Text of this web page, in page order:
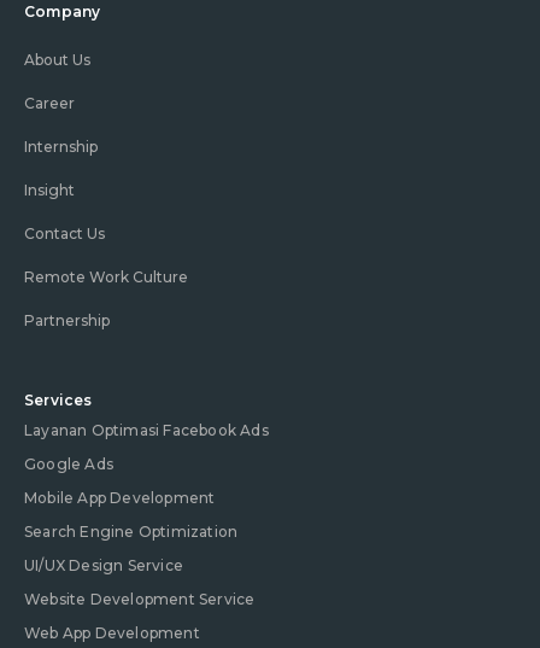
Company
About Us
Career
Internship
Insight
Contact Us
Remote Work Culture
Partnership
Services
Layanan Optimasi Facebook Ads
Google Ads
Mobile App Development
Search Engine Optimization
UI/UX Design Service
Website Development Service
Web App Development